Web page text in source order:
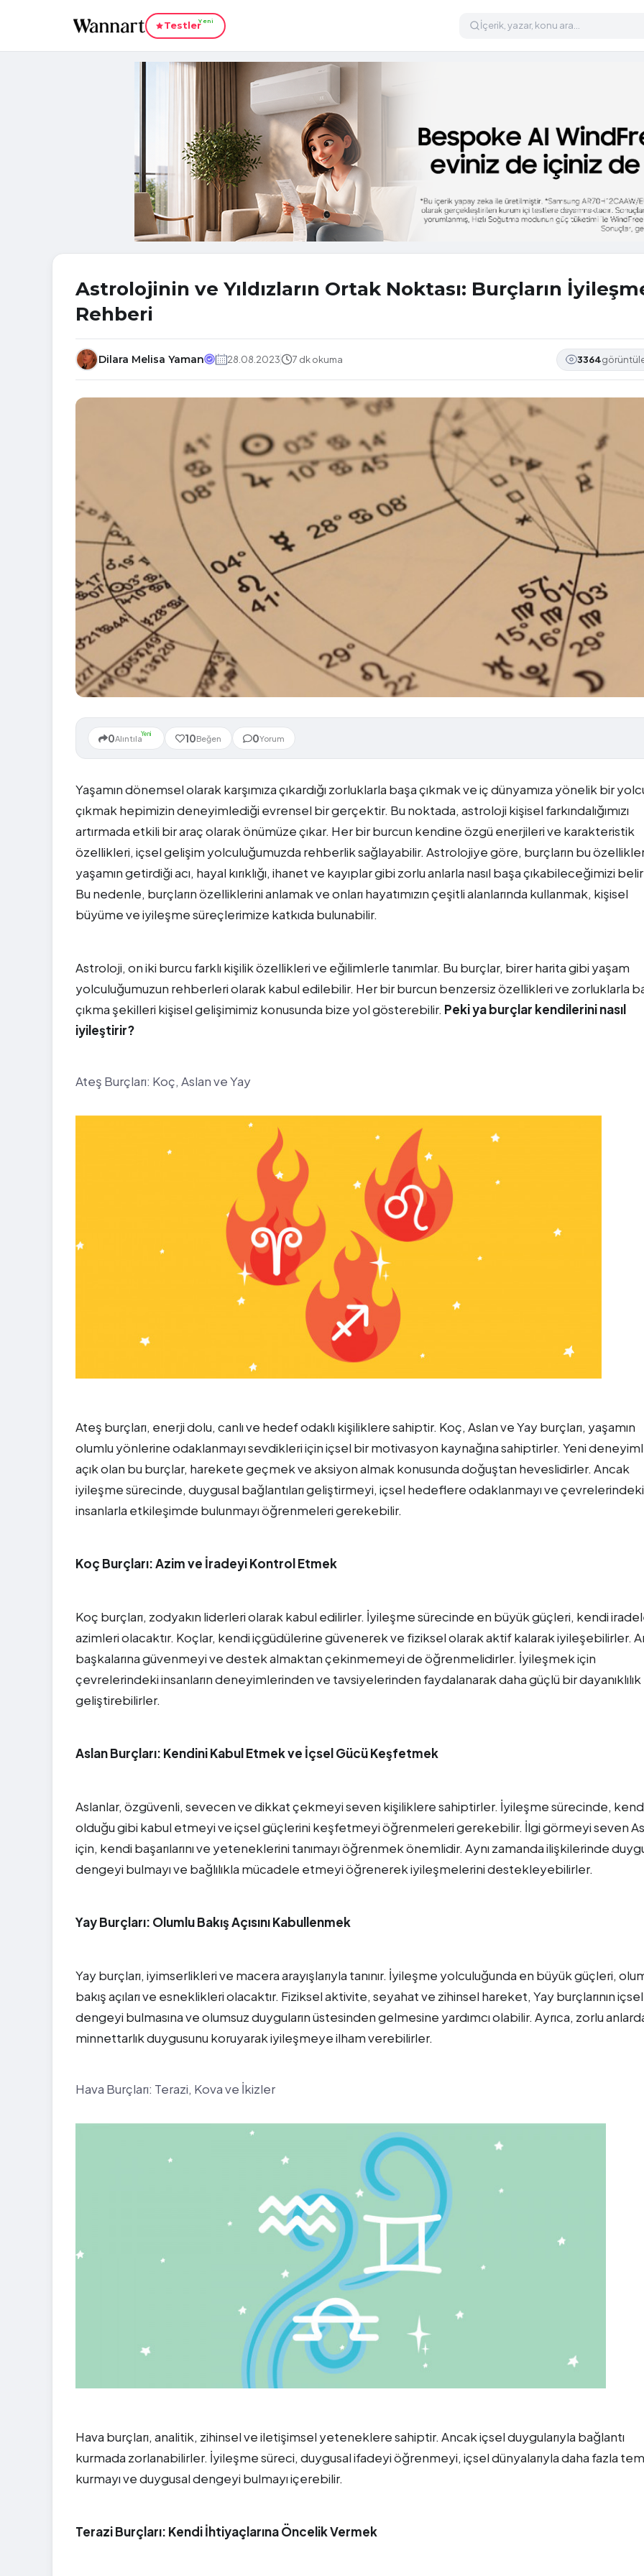
TestlerYeni
Astrolojinin ve Yıldızların Ortak Noktası: Burçların
Rehberi
Dilara Melisa Yaman 28.08.2023 7 dk okuma 3364
0AlıntılaYeni 10Beğen 0Yorum
Yaşamın dönemsel olarak karşımıza çıkardığı zorluklarla başa çıkmak ve iç dünyamıza yönelik bir
çıkmak hepimizin deneyimlediği evrensel bir gerçektir. Bu noktada, astroloji kişisel farkındalığımızı
artırmada etkili bir araç olarak önümüze çıkar. Her bir burcun kendine özgü enerjileri ve karakteristik
özellikleri, içsel gelişim yolculuğumuzda rehberlik sağlayabilir. Astrolojiye göre, burçların bu
yaşamın getirdiği acı, hayal kırıklığı, ihanet ve kayıplar gibi zorlu anlarla nasıl başa çıkabileceğimizi
Bu nedenle, burçların özelliklerini anlamak ve onları hayatımızın çeşitli alanlarında kullanmak, kişisel
büyüme ve iyileşme süreçlerimize katkıda bulunabilir.
Astroloji, on iki burcu farklı kişilik özellikleri ve eğilimlerle tanımlar. Bu burçlar, birer harita gibi yaşam
yolculuğumuzun rehberleri olarak kabul edilebilir. Her bir burcun benzersiz özellikleri ve zorluklarla
çıkma şekilleri kişisel gelişimimiz konusunda bize yol gösterebilir. Peki ya burçlar kendilerini nasıl
iyileştirir?
Ateş Burçları: Koç, Aslan ve Yay
Ateş burçları, enerji dolu, canlı ve hedef odaklı kişiliklere sahiptir. Koç, Aslan ve Yay burçları, yaşamın
olumlu yönlerine odaklanmayı sevdikleri için içsel bir motivasyon kaynağına sahiptirler. Yeni
açık olan bu burçlar, harekete geçmek ve aksiyon almak konusunda doğuştan heveslidirler. Ancak
iyileşme sürecinde, duygusal bağlantıları geliştirmeyi, içsel hedeflere odaklanmayı ve çevrelerindeki
insanlarla etkileşimde bulunmayı öğrenmeleri gerekebilir.
Koç Burçları: Azim ve İradeyi Kontrol Etmek
Koç burçları, zodyakın liderleri olarak kabul edilirler. İyileşme sürecinde en büyük güçleri, kendi
azimleri olacaktır. Koçlar, kendi içgüdülerine güvenerek ve fiziksel olarak aktif kalarak iyileşebilirler.
başkalarına güvenmeyi ve destek almaktan çekinmemeyi de öğrenmelidirler. İyileşmek için
çevrelerindeki insanların deneyimlerinden ve tavsiyelerinden faydalanarak daha güçlü bir dayanıklılık
geliştirebilirler.
Aslan Burçları: Kendini Kabul Etmek ve İçsel Gücü Keşfetmek
Aslanlar, özgüvenli, sevecen ve dikkat çekmeyi seven kişiliklere sahiptirler. İyileşme sürecinde,
olduğu gibi kabul etmeyi ve içsel güçlerini keşfetmeyi öğrenmeleri gerekebilir. İlgi görmeyi seven
için, kendi başarılarını ve yeteneklerini tanımayı öğrenmek önemlidir. Aynı zamanda ilişkilerinde
dengeyi bulmayı ve bağlılıkla mücadele etmeyi öğrenerek iyileşmelerini destekleyebilirler.
Yay Burçları: Olumlu Bakış Açısını Kabullenmek
Yay burçları, iyimserlikleri ve macera arayışlarıyla tanınır. İyileşme yolculuğunda en büyük güçleri,
bakış açıları ve esneklikleri olacaktır. Fiziksel aktivite, seyahat ve zihinsel hareket, Yay burçlarının içsel
dengeyi bulmasına ve olumsuz duyguların üstesinden gelmesine yardımcı olabilir. Ayrıca, zorlu
minnettarlık duygusunu koruyarak iyileşmeye ilham verebilirler.
Hava Burçları: Terazi, Kova ve İkizler
Hava burçları, analitik, zihinsel ve iletişimsel yeteneklere sahiptir. Ancak içsel duygularıyla bağlantı
kurmada zorlanabilirler. İyileşme süreci, duygusal ifadeyi öğrenmeyi, içsel dünyalarıyla daha fazla
kurmayı ve duygusal dengeyi bulmayı içerebilir.
Terazi Burçları: Kendi İhtiyaçlarına Öncelik Vermek